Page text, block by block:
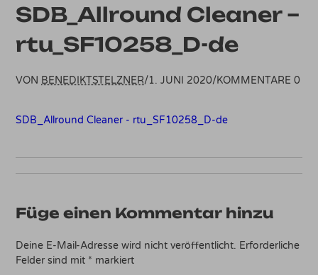
SDB_Allround Cleaner –
rtu_SF10258_D-de
VON BENEDIKTSTELZNER/1. JUNI 2020/KOMMENTARE 0
SDB_Allround Cleaner - rtu_SF10258_D-de
Füge einen Kommentar hinzu
Deine E-Mail-Adresse wird nicht veröffentlicht. Erforderliche
Felder sind mit * markiert